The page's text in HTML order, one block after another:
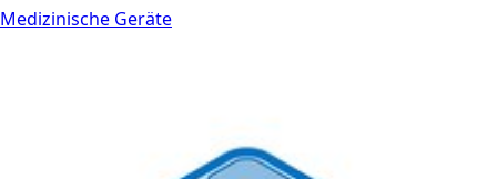
Medizinische Geräte